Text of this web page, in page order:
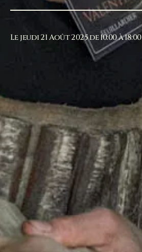
Le jeudi 21 Août 2025 de 10:00 à 18:00